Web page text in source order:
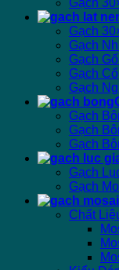
Gạch
Gạch
Gạch
Gạch
Gạch Cổ
Gạch
Gạch
Gạch
Gạch
Gạch
Gạch
Chất